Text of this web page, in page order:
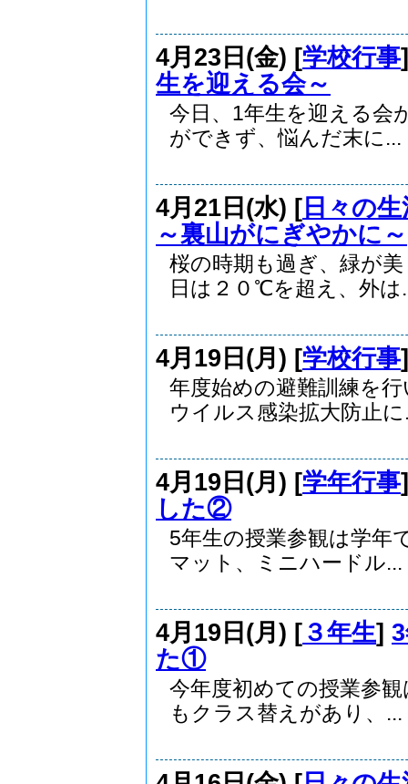
4月23日(金) [学校行事
生を迎える会～
今日、1年生を迎える
ができず、悩んだ末に...
4月21日(水) [ 日々の
～裏山がにぎやかに～
桜の時期も過ぎ、緑が
日は２０℃を超え、外は
4月19日(月) [学校行事
年度始めの避難訓練を
ウイルス感染拡大防止に
4月19日(月) [学年行事
した②
5年生の授業参観は学
マット、ミニハードル...
4月19日(月) [３年生]
た①
今年度初めての授業参
もクラス替えがあり、...